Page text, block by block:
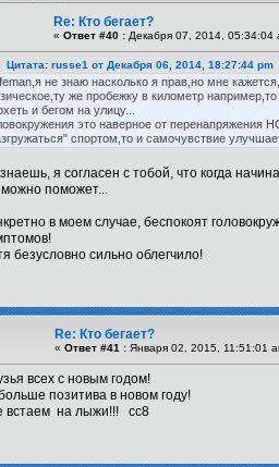
Re: Кто бегает?
« Ответ #40 : Декабря 07, 2014, 05:34:04
Цитата: russe1 от Декабря 06, 2014, 18:27:44 pm
не знаю насколько я прав,но мне
же пробежку в километр
и бегом на улицу...
это наверное от перенапряжения
спортом,то и самочувствие
я согласен с тобой, что когда
поможет...
в моем случае, беспокоят
безусловно сильно облегчило!
Re: Кто бегает?
« Ответ #41 : Января 02, 2015, 11:51:01
всех с новым годом!
позитива в новом году!
встаем на лыжи!!! сс8